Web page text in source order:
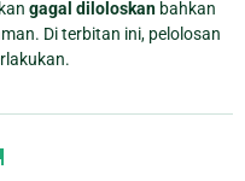
gagal diloloskan bahkan
Di terbitan ini, pelolosan